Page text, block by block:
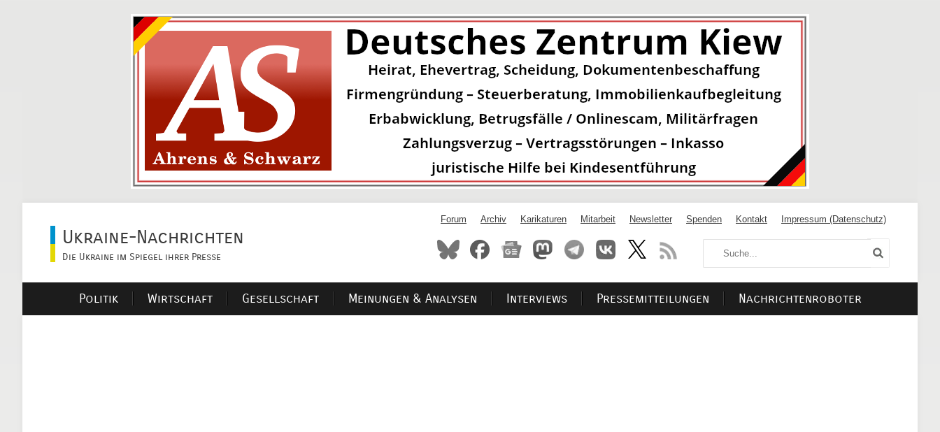
Ukraine-Nachrichten
Die Ukraine im Spiegel ihrer Presse
Forum Archiv Karikaturen Mitarbeit Newsletter Spenden Kontakt Impressum (Datenschutz)
Politik Wirtschaft Gesellschaft Meinungen & Analysen Interviews Pressemitteilungen Nachrichtenroboter